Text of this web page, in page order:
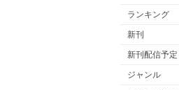
ランキング
新刊
新刊配信予定
ジャンル